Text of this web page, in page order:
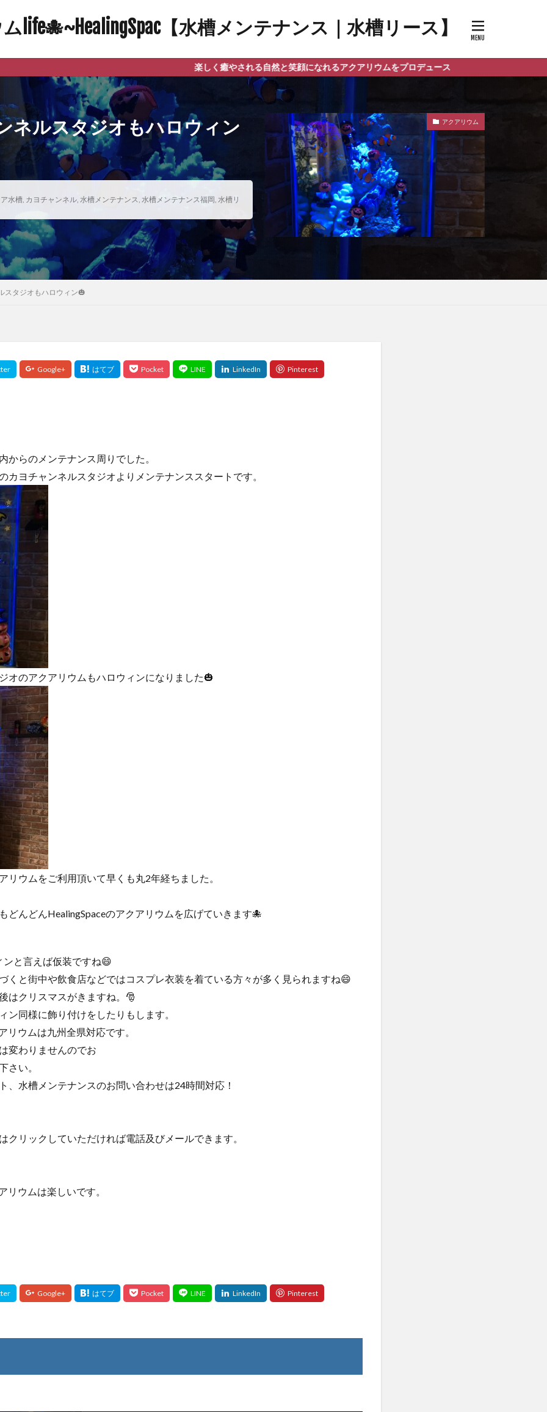
life🐙~HealingSpac【水槽メンテナンス｜水槽リース】
楽しく癒やされる自然と笑顔になれるアクアリウムをプロデュース
ネルスタジオもハロウィン
水槽, カヨチャンネル, 水槽メンテナンス, 水槽メンテナンス福岡, 水槽リ
アクアリウム
スタジオもハロウィン🎃
からのメンテナンス周りでした。
カヨチャンネルスタジオよりメンテナンススタートです。
オのアクアリウムもハロウィンになりました🎃
リウムをご利用頂いて早くも丸2年経ちました。
どんどんHealingSpaceのアクアリウムを広げていきます🐙
ンと言えば仮装ですね😄
くと街中や飲食店などではコスプレ衣装を着ている方々が多く見られますね😄
はクリスマスがきますね。🎅
ン同様に飾り付けをしたりもします。
リウムは九州全県対応です。
変わりませんのでお
さい。
、水槽メンテナンスのお問い合わせは24時間対応！
クリックしていただければ電話及びメールできます。
リウムは楽しいです。